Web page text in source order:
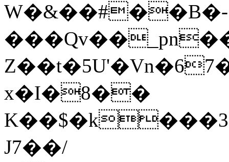
W�&��#��B�-
x�I�8��
J7��/